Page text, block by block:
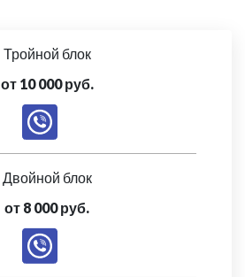
Тройной блок
от 10 000 руб.
Двойной блок
от 8 000 руб.